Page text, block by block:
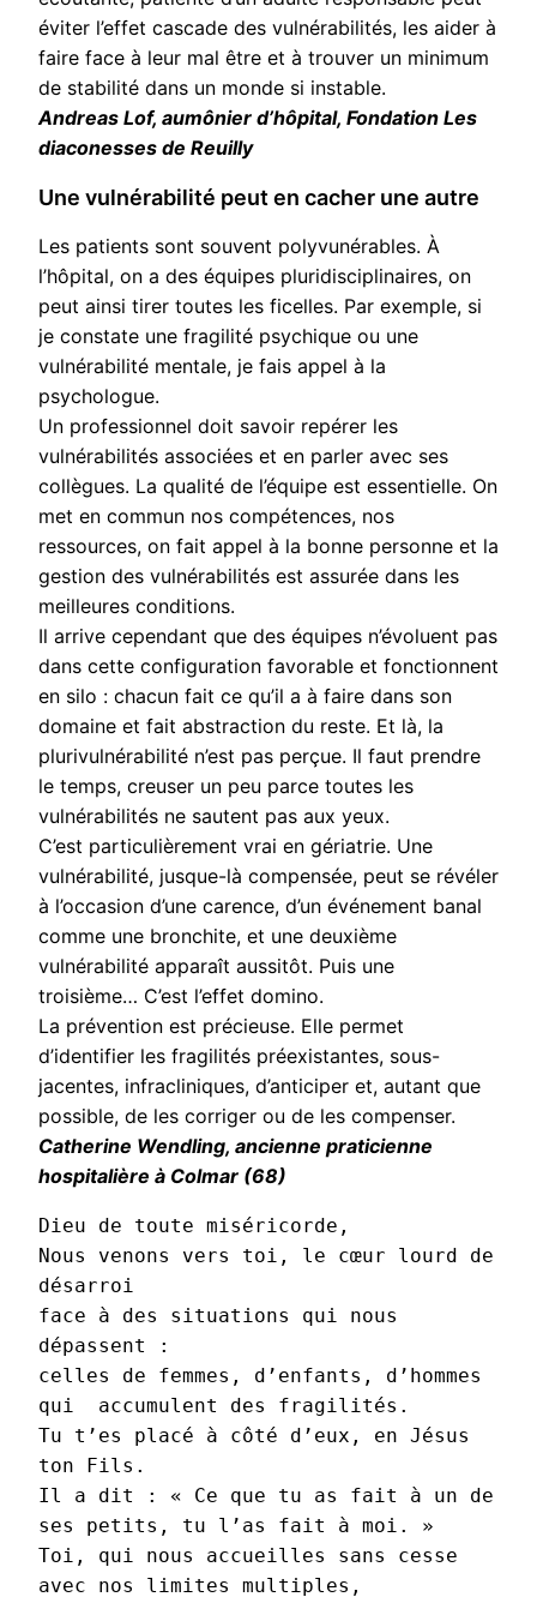
éviter l’effet cascade des vulnérabilités, les aider à
faire face à leur mal être et à trouver un minimum
de stabilité dans un monde si instable.
Andreas Lof, aumônier d’hôpital, Fondation Les
diaconesses de Reuilly
Une vulnérabilité peut en cacher une autre
Les patients sont souvent polyvunérables. À
l’hôpital, on a des équipes pluridisciplinaires, on
peut ainsi tirer toutes les ficelles. Par exemple, si
je constate une fragilité psychique ou une
vulnérabilité mentale, je fais appel à la
psychologue.
Un professionnel doit savoir repérer les
vulnérabilités associées et en parler avec ses
collègues. La qualité de l’équipe est essentielle. On
met en commun nos compétences, nos
ressources, on fait appel à la bonne personne et la
gestion des vulnérabilités est assurée dans les
meilleures conditions.
Il arrive cependant que des équipes n’évoluent pas
dans cette configuration favorable et fonctionnent
en silo : chacun fait ce qu’il a à faire dans son
domaine et fait abstraction du reste. Et là, la
plurivulnérabilité n’est pas perçue. Il faut prendre
le temps, creuser un peu parce toutes les
vulnérabilités ne sautent pas aux yeux.
C’est particulièrement vrai en gériatrie. Une
vulnérabilité, jusque-là compensée, peut se révéler
à l’occasion d’une carence, d’un événement banal
comme une bronchite, et une deuxième
vulnérabilité apparaît aussitôt. Puis une
troisième… C’est l’effet domino.
La prévention est précieuse. Elle permet
d’identifier les fragilités préexistantes, sous-
jacentes, infracliniques, d’anticiper et, autant que
possible, de les corriger ou de les compenser.
Catherine Wendling, ancienne praticienne
hospitalière à Colmar (68)
Dieu de toute miséricorde,
Nous venons vers toi, le cœur lourd de
désarroi
face à des situations qui nous
dépassent :
celles de femmes, d’enfants, d’hommes
qui  accumulent des fragilités.
Tu t’es placé à côté d’eux, en Jésus
ton Fils.
Il a dit : « Ce que tu as fait à un de
ses petits, tu l’as fait à moi. »
Toi, qui nous accueilles sans cesse
avec nos limites multiples,